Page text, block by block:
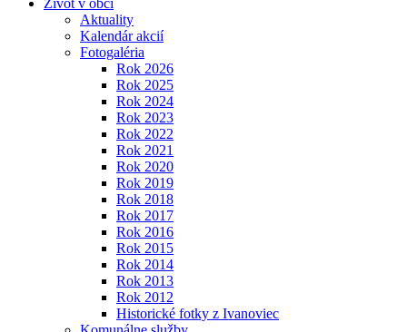
Život v obci
Aktuality
Kalendár akcií
Fotogaléria
Rok 2026
Rok 2025
Rok 2024
Rok 2023
Rok 2022
Rok 2021
Rok 2020
Rok 2019
Rok 2018
Rok 2017
Rok 2016
Rok 2015
Rok 2014
Rok 2013
Rok 2012
Historické fotky z Ivanoviec